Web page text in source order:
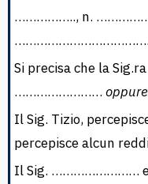
…………….., n.
Si precisa che la
…………………… oppure
Il Sig. Tizio,
percepisce alcun
Il Sig. ……………………